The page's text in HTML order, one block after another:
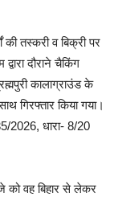
की तस्करी व बिक्री पर
दौराने चैकिंग
कालाग्राउंड के
गिरफ्तार किया गया।
2026, धारा- 8/20
को वह बिहार से लेकर